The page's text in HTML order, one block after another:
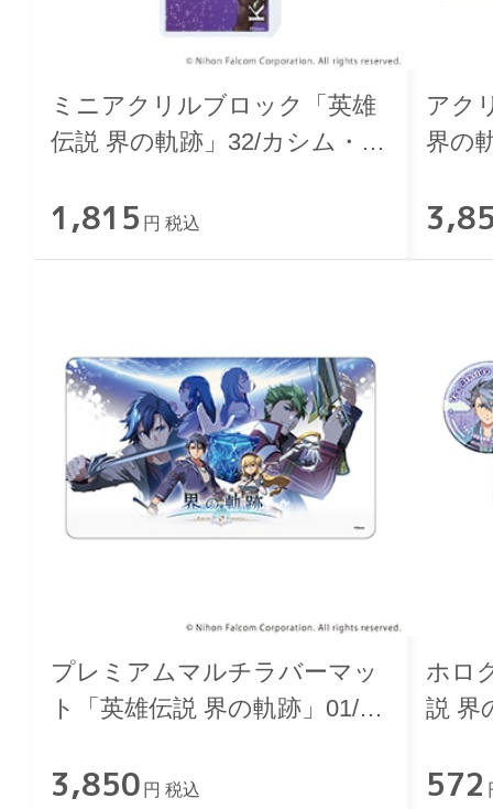
ミニアクリルブロック「英雄
伝説 界の軌跡」32/カシム・ア
1,815 円 税込
アク
界の
プレミアムマルチラバーマッ
ト「英雄伝説 界の軌跡」01/メ
3,850 円 税込
ホロ
説 界
572